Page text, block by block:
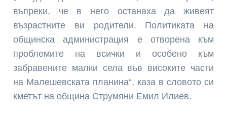
въпреки, че в него останаха да живеят
възрастните ви родители. Политиката на
общинска администрация е отворена към
проблемите на всички и особено към
забравените малки села във високите части
на Малешевската планина“, каза в словото си
кметът на община Струмяни Емил Илиев.